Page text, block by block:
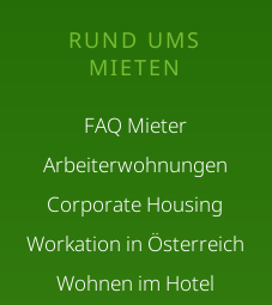
RUND UMS
MIETEN
FAQ Mieter
Arbeiterwohnungen
Corporate Housing
Workation in Österreich
Wohnen im Hotel